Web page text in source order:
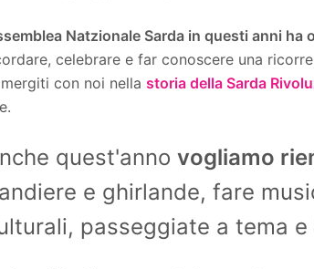
Natzionale Sarda in questi anni ha
celebrare e far conoscere una
con noi nella storia della Sarda
quest'anno vogliamo
e ghirlande, fare
passeggiate a tema